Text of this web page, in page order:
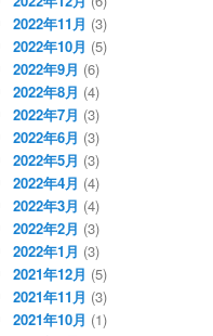
2022年11月 (3)
2022年10月 (5)
2022年9月 (6)
2022年8月 (4)
2022年7月 (3)
2022年6月 (3)
2022年5月 (3)
2022年4月 (4)
2022年3月 (4)
2022年2月 (3)
2022年1月 (3)
2021年12月 (5)
2021年11月 (3)
2021年10月 (1)